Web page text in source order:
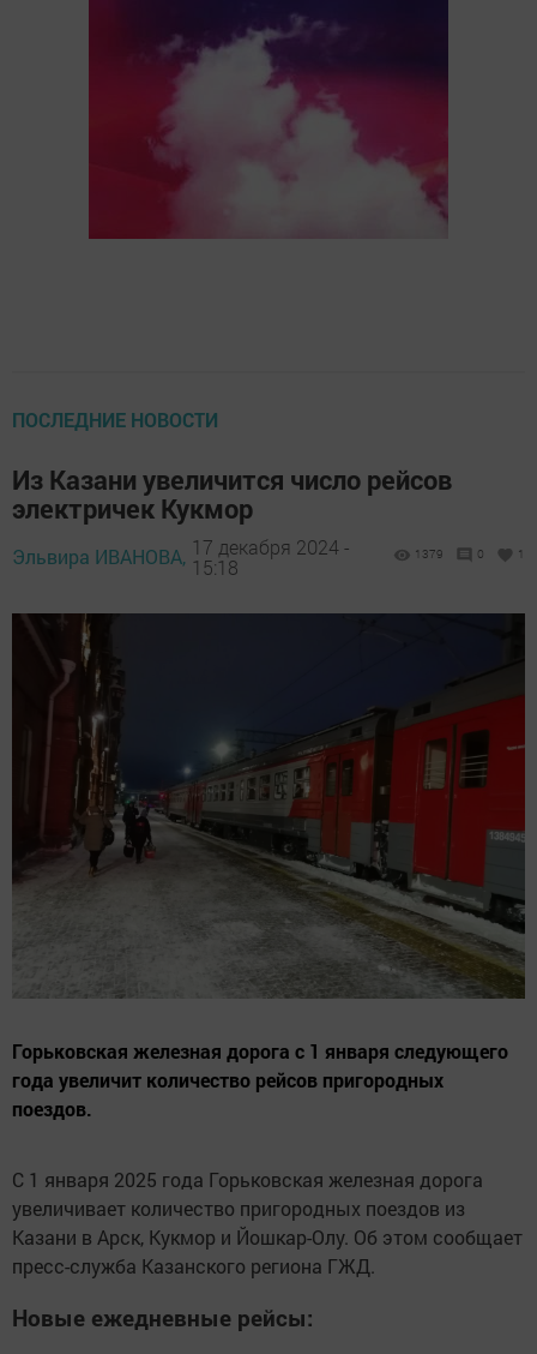
ПОСЛЕДНИЕ НОВОСТИ
Из Казани увеличится число рейсов
электричек Кукмор
Эльвира ИВАНОВА, 17 декабря 2024 -
15:18
1379 0 1
Горьковская железная дорога с 1 января следующего
года увеличит количество рейсов пригородных
поездов.
С 1 января 2025 года Горьковская железная дорога
увеличивает количество пригородных поездов из
Казани в Арск, Кукмор и Йошкар-Олу. Об этом сообщает
пресс-служба Казанского региона ГЖД.
Новые ежедневные рейсы: